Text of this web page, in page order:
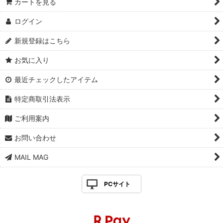
カートを見る
ログイン
新規登録はこちら
お気に入り
最近チェックしたアイテム
特定商取引法表示
ご利用案内
お問い合わせ
MAIL MAG
PCサイト